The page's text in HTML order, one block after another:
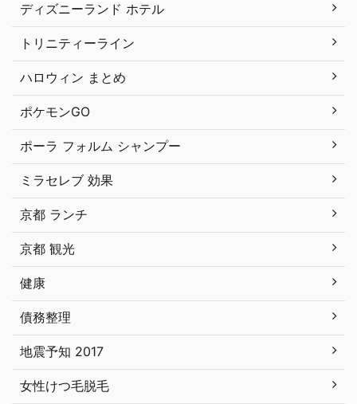
ディズニーランド ホテル
トリニティーライン
ハロウィン まとめ
ポケモンGO
ポーラ フォルム シャンプー
ミラセレブ 効果
京都 ランチ
京都 観光
健康
債務整理
地震予知 2017
女性けつ毛脱毛